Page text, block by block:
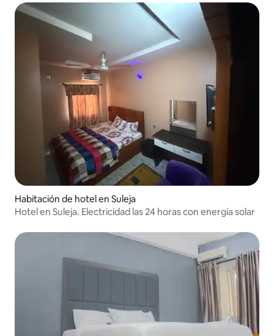
Habitación de hotel en Suleja
Hotel en Suleja. Electricidad las 24 horas con energía solar